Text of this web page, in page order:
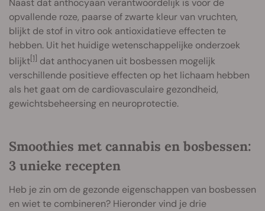
opvallende roze, paarse of zwarte kleur van vruchten,
blijkt de stof in vitro ook antioxidatieve effecten te
hebben. Uit het huidige wetenschappelijke onderzoek
blijkt[1] dat anthocyanen uit bosbessen mogelijk
verschillende positieve effecten op het lichaam hebben
als het gaat om de cardiovasculaire gezondheid,
gewichtsbeheersing en neuroprotectie.
Smoothies met cannabis en bosbessen:
3 unieke recepten
Heb je zin om de gezonde eigenschappen van bosbessen
en wiet te combineren? Hieronder vind je drie